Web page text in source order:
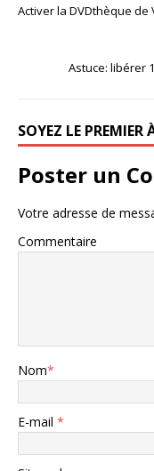
Activer la DVDthèque de
Astuce: libérer
SOYEZ LE
Poster un
Votre adresse de
Commentaire
Nom*
E-mail *